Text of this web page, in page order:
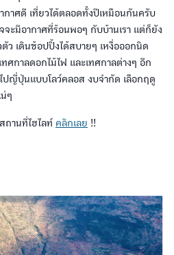
กาศดี เที่ยวได้ตลอดทั้งปีเหมือนกันครับ
จะมีอากาศที่ร้อนพอๆ กับบ้านเรา แต่ก็ยัง
ว เดินช้อปปิ้งได้สบายๆ เหงื่อออกนิด
ศกาลดอกไม้ไฟ และเทศกาลต่างๆ อีก
ปญี่ปุ่นแบบโลว์คลอส งบจำกัด เลือกฤดู
ๆ
ถานที่ไฮไลท์ คลิกเลย !!